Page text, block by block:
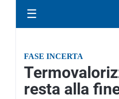
☰
FASE INCERTA
resta alla